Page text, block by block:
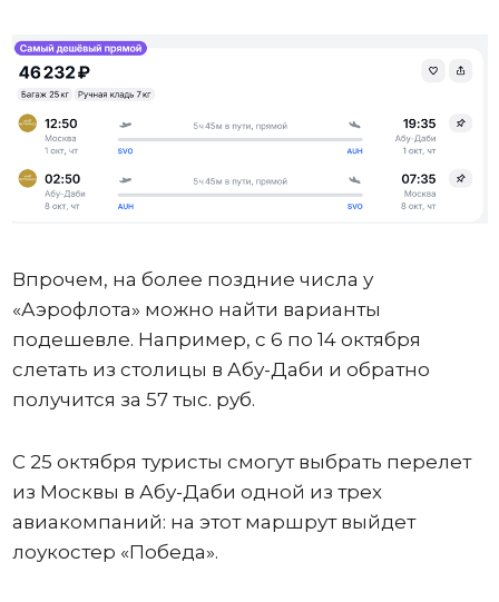
Впрочем, на более поздние числа у
«Аэрофлота» можно найти варианты
подешевле. Например, с 6 по 14 октября
слетать из столицы в Абу-Даби и обратно
получится за 57 тыс. руб.
С 25 октября туристы смогут выбрать перелет
из Москвы в Абу-Даби одной из трех
авиакомпаний: на этот маршрут выйдет
лоукостер «Победа».